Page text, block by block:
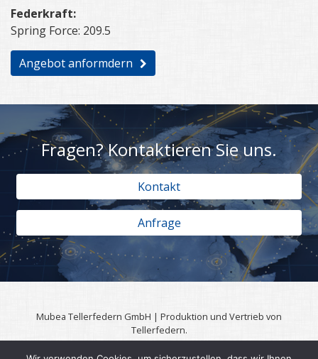
Federkraft:
Spring Force: 209.5
Angebot anformdern
Fragen? Kontaktieren Sie uns.
Kontakt
Anfrage
Mubea Tellerfedern GmbH | Produktion und Vertrieb von
Tellerfedern.